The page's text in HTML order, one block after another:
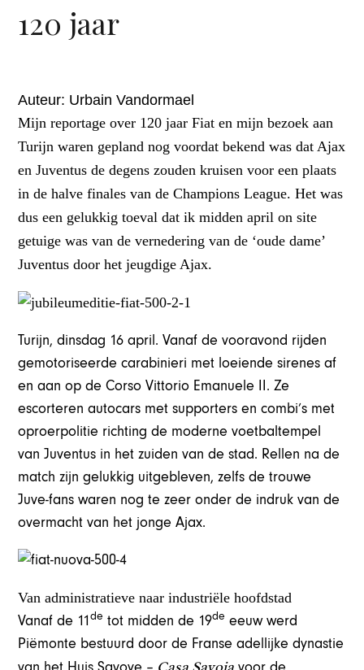
120 jaar
Auteur: Urbain Vandormael
Mijn reportage over 120 jaar Fiat en mijn bezoek aan
Turijn waren gepland nog voordat bekend was dat Ajax
en Juventus de degens zouden kruisen voor een plaats
in de halve finales van de Champions League. Het was
dus een gelukkig toeval dat ik midden april on site
getuige was van de vernedering van de ‘oude dame’
Juventus door het jeugdige Ajax.
Turijn, dinsdag 16 april. Vanaf de vooravond rijden
gemotoriseerde carabinieri met loeiende sirenes af
en aan op de Corso Vittorio Emanuele II. Ze
escorteren autocars met supporters en combi’s met
oproerpolitie richting de moderne voetbaltempel
van Juventus in het zuiden van de stad. Rellen na de
match zijn gelukkig uitgebleven, zelfs de trouwe
Juve-fans waren nog te zeer onder de indruk van de
overmacht van het jonge Ajax.
Van administratieve naar industriële hoofdstad
Vanaf de 11de tot midden de 19de eeuw werd
Piëmonte bestuurd door de Franse adellijke dynastie